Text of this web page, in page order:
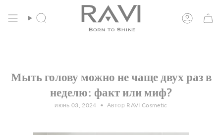
содержанию
Бесплатная доставка по ЕС от 135 евро
Поиск
Учетная
Мыть голову можно не чаще двух раз в
неделю: факт или миф?
июнь 03, 2024 Автор RAVI Cosmetic